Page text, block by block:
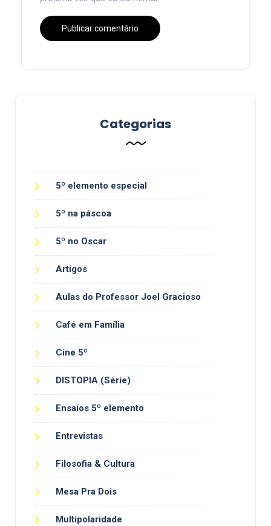
Categorias
5º elemento especial
5º na páscoa
5º no Oscar
Artigos
Aulas do Professor Joel Gracioso
Café em Família
Cine 5º
DISTOPIA (Série)
Ensaios 5º elemento
Entrevistas
Filosofia & Cultura
Mesa Pra Dois
Multipolaridade